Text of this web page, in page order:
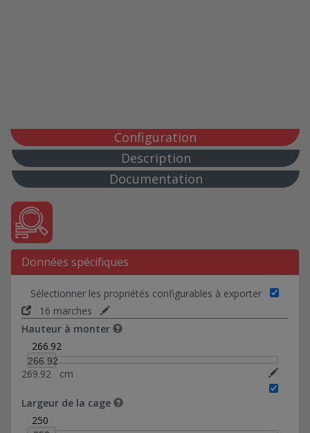
30*146-Ref 0374040
30*151,6-Ref 0374508
35*134-Ref 0374015
40*113-Ref 0374005
60*109-Ref 0374017
72*80-Ref 0374018
88*88-Ref 0374020
98*98-Ref 0374021
5*94-Ref 0374022
10*69-Ref 0374030
10*93-Ref 0374031
10*94-Ref 0374023
Configuration
Description
Documentation
Données spécifiques
Sélectionner les propriétés configurables à exporter
16 marches
Hauteur à monter
266.92
266.92
269.92 cm
Largeur de la cage
250